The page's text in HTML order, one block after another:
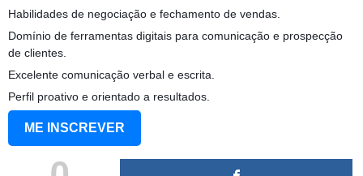
Habilidades de negociação e fechamento de vendas.
Domínio de ferramentas digitais para comunicação e prospecção
de clientes.
Excelente comunicação verbal e escrita.
Perfil proativo e orientado a resultados.
ME INSCREVER